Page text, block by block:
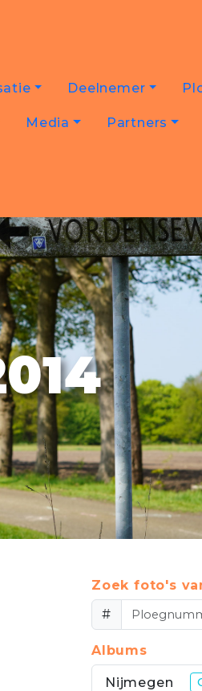
Deelnemer
Media Partners
Zoek foto's
#
Albums
Nijmegen